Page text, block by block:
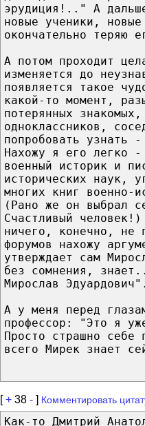
эрудиция!.." А
новые ученики,
окончательно теряю
А потом проходит
изменяется до
появляется такое
какой-то момент,
потерянных
одноклассников,
попробовать узнать
Нахожу я его легко -
военный историк и
исторических наук,
многих книг военно-
(Рано же он выбрал
Счастливый
ничего, конечно, не
форумов нахожу
утверждает сам
без сомнения,
Мирослав Эдуардович".
А у меня перед
профессор: "Это я
Просто страшно себе
всего Мирек знает
[+ 38 - ] Комментировать
Как-то Дмитрий